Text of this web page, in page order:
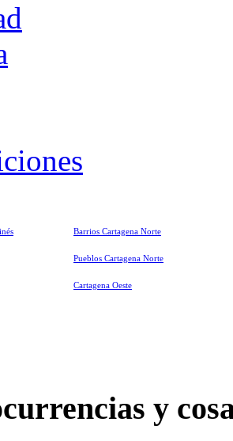
Barrios Cartagena Norte
Pueblos Cartagena Norte
Cartagena Oeste
y